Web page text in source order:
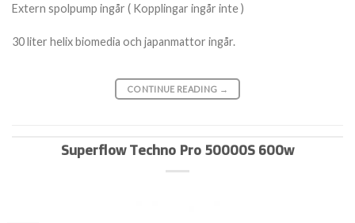
Extern spolpump ingår ( Kopplingar ingår inte )
30 liter helix biomedia och japanmattor ingår.
CONTINUE READING →
Superflow Techno Pro 50000S 600w